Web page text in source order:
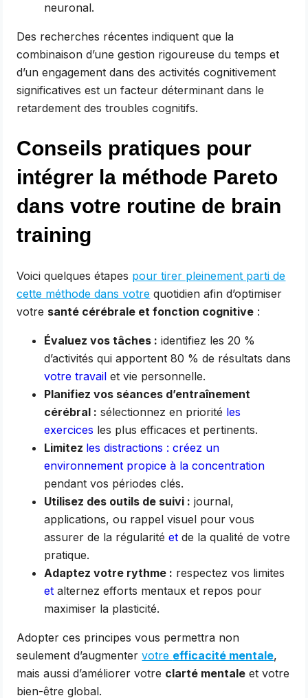
neuronal.
Des recherches récentes indiquent que la
combinaison d’une gestion rigoureuse du temps et
d’un engagement dans des activités cognitivement
significatives est un facteur déterminant dans le
retardement des troubles cognitifs.
Conseils pratiques pour
intégrer la méthode Pareto
dans votre routine de brain
training
Voici quelques étapes pour tirer pleinement parti de
cette méthode dans votre quotidien afin d’optimiser
votre santé cérébrale et fonction cognitive :
Évaluez vos tâches : identifiez les 20 %
d’activités qui apportent 80 % de résultats dans
votre travail et vie personnelle.
Planifiez vos séances d’entraînement
cérébral : sélectionnez en priorité les
exercices les plus efficaces et pertinents.
Limitez les distractions : créez un
environnement propice à la concentration
pendant vos périodes clés.
Utilisez des outils de suivi : journal,
applications, ou rappel visuel pour vous
assurer de la régularitéet de la qualité de votre
pratique.
Adaptez votre rythme : respectez vos limites
et alternez efforts mentaux et repos pour
maximiser la plasticité.
Adopter ces principes vous permettra non
seulement d’augmentervotre efficacité mentale,
mais aussi d’améliorer votre clarté mentale et votre
bien-être global.